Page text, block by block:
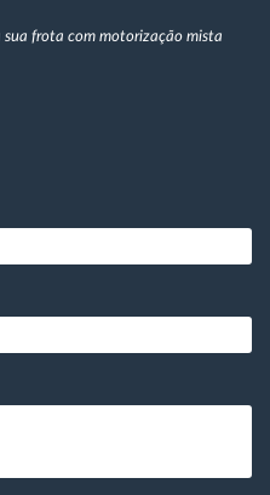
frota com motorização mista